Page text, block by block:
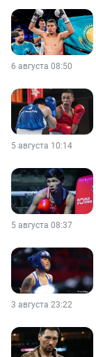
6 августа 08:50
5 августа 10:14
5 августа 08:37
3 августа 23:22